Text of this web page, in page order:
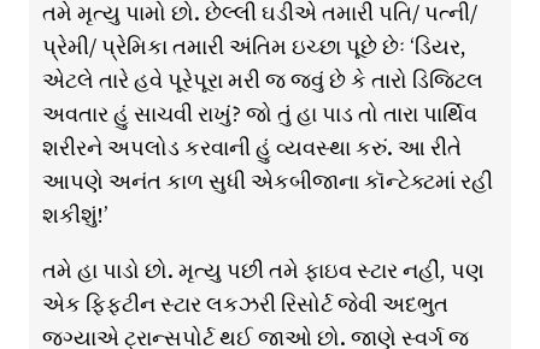
તમે મૃત્યુ પામો છો. છેલ્લી ઘડીએ તમારી પતિ/ પત્ની/
પ્રેમી/ પ્રેમિકા તમારી અંતિમ ઇચ્છા પૂછે છેઃ ‘ડિયર,
એટલે તારે હવે પૂરેપૂરા મરી જ જવું છે કે તારો ડિજિટલ
અવતાર હું સાચવી રાખું? જો તું હા પાડ તો તારા પાર્થિવ
શરીરને અપલોડ કરવાની હું વ્યવસ્થા કરું. આ રીતે
આપણે અનંત કાળ સુધી એકબીજાના કૉન્ટેક્ટમાં રહી
શકીશું!’
તમે હા પાડો છો. મૃત્યુ પછી તમે ફાઇવ સ્ટાર નહીં, પણ
એક ફિફ્ટીન સ્ટાર લકઝરી રિસોર્ટ જેવી અદભુત
જગ્યાએ ટ્રાન્સપોર્ટ થઈ જાઓ છો. જાણે સ્વર્ગ જ